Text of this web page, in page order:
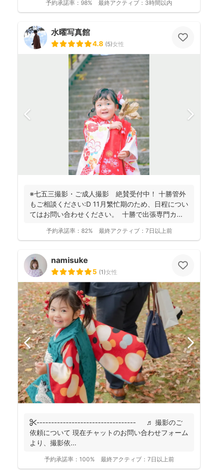
予約承諾率： 98% 最終アクティブ： 3時間以内
水曜写真館
4.8 (5)女性
※七五三撮影・ご成人撮影 絶賛受付中！ 十勝管外
もご相談ください:D 11月繁忙期のため、日程につい
てはお問い合わせください。 十勝で出張専門カ...
予約承諾率： 82% 最終アクティブ： 7日以上前
namisuke
5 (1)女性
✄---------------------------------- ♬ 撮影のご
依頼について 現在チャットのお問い合わせフォーム
より、撮影依...
予約承諾率： 100% 最終アクティブ： 7日以上前